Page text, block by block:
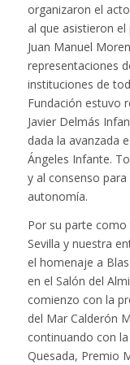
organizaron el
al que asistieron el
Juan Manuel
representaciones
instituciones de
Fundación estuvo
Javier Delmás
dada la avanzada
Ángeles Infante.
y al consenso
autonomía.
Por su parte
Sevilla y nuestra
el homenaje a
en el Salón del
comienzo con la
del Mar Calderón
continuando con
Quesada, Premio